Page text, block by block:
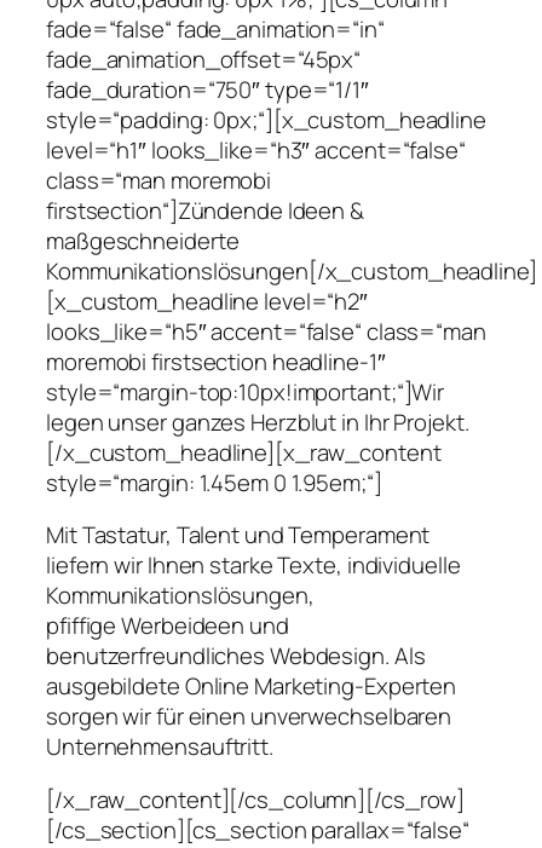
fade=“false“ fade_animation=“in“
fade_animation_offset=“45px“
fade_duration=“750″ type=“1/1″
style=“padding: 0px;“][x_custom_headline
level=“h1″ looks_like=“h3″ accent=“false“
class=“man moremobi
firstsection“]Zündende Ideen &
maßgeschneiderte
Kommunikationslösungen[/x_custom_headline]
[x_custom_headline level=“h2″
looks_like=“h5″ accent=“false“ class=“man
moremobi firstsection headline-1″
style=“margin-top:10px!important;“]Wir
legen unser ganzes Herzblut in Ihr Projekt.
[/x_custom_headline][x_raw_content
style=“margin: 1.45em 0 1.95em;“]
Mit Tastatur, Talent und Temperament
liefern wir Ihnen starke Texte, individuelle
Kommunikationslösungen,
pfiffige Werbeideen und
benutzerfreundliches Webdesign. Als
ausgebildete Online Marketing-Experten
sorgen wir für einen unverwechselbaren
Unternehmensauftritt.
[/x_raw_content][/cs_column][/cs_row]
[/cs_section][cs_section parallax=“false“